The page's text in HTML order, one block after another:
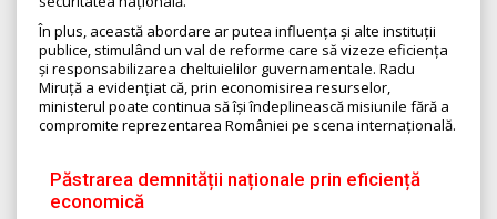
În plus, această abordare ar putea influența și alte instituții
publice, stimulând un val de reforme care să vizeze eficiența
și responsabilizarea cheltuielilor guvernamentale. Radu
Miruță a evidențiat că, prin economisirea resurselor,
ministerul poate continua să își îndeplinească misiunile fără a
compromite reprezentarea României pe scena internațională.
Păstrarea demnității naționale prin eficiență
economică